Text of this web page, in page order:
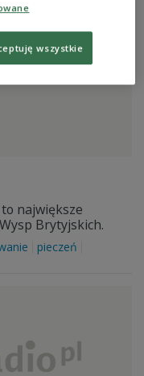
największe
Brytyjskich.
pieczeń
wszystkie